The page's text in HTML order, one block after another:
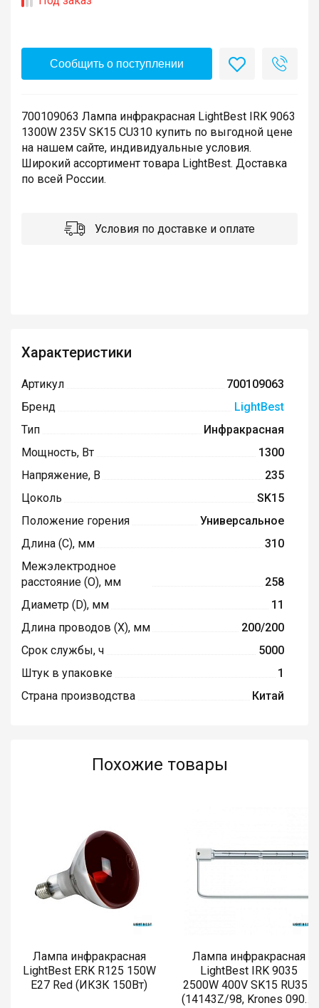
Сообщить о поступлении
700109063 Лампа инфракрасная LightBest IRK 9063
1300W 235V SK15 CU310 купить по выгодной цене
на нашем сайте, индивидуальные условия.
Широкий ассортимент товара LightBest. Доставка
по всей России.
Условия по доставке и оплате
Характеристики
Артикул
700109063
Бренд
LightBest
Тип
Инфракрасная
Мощность, Вт
1300
Напряжение, В
235
Цоколь
SK15
Положение горения
Универсальное
Длина (C), мм
310
Межэлектродное
расстояние (O), мм
258
Диаметр (D), мм
11
Длина проводов (X), мм
200/200
Срок службы, ч
5000
Штук в упаковке
1
Страна производства
Китай
Похожие товары
Лампа инфракрасная
LightBest ERK R125 150W
E27 Red (ИКЗК 150Вт)
Лампа инфракрасная
LightBest IRK 9035
2500W 400V SK15 RU355
(14143Z/98, Krones 0900-